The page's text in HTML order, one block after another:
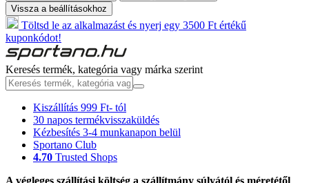
Vissza a beállításokhoz
Töltsd le az alkalmazást és nyerj egy 3500 Ft értékű
kuponkódot!
Keresés termék, kategória vagy márka szerint
Kiszállítás 999 Ft- tól
30 napos termékvisszaküldés
Kézbesítés 3-4 munkanapon belül
Sportano Club
4.70 Trusted Shops
A végleges szállítási költség a szállítmány súlyától és méretétől